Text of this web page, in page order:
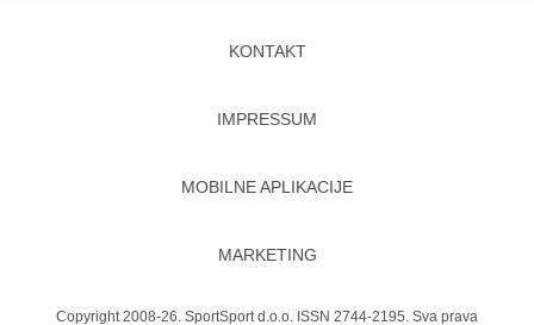
KONTAKT
IMPRESSUM
MOBILNE APLIKACIJE
MARKETING
Copyright 2008-26. SportSport d.o.o. ISSN 2744-2195. Sva prava